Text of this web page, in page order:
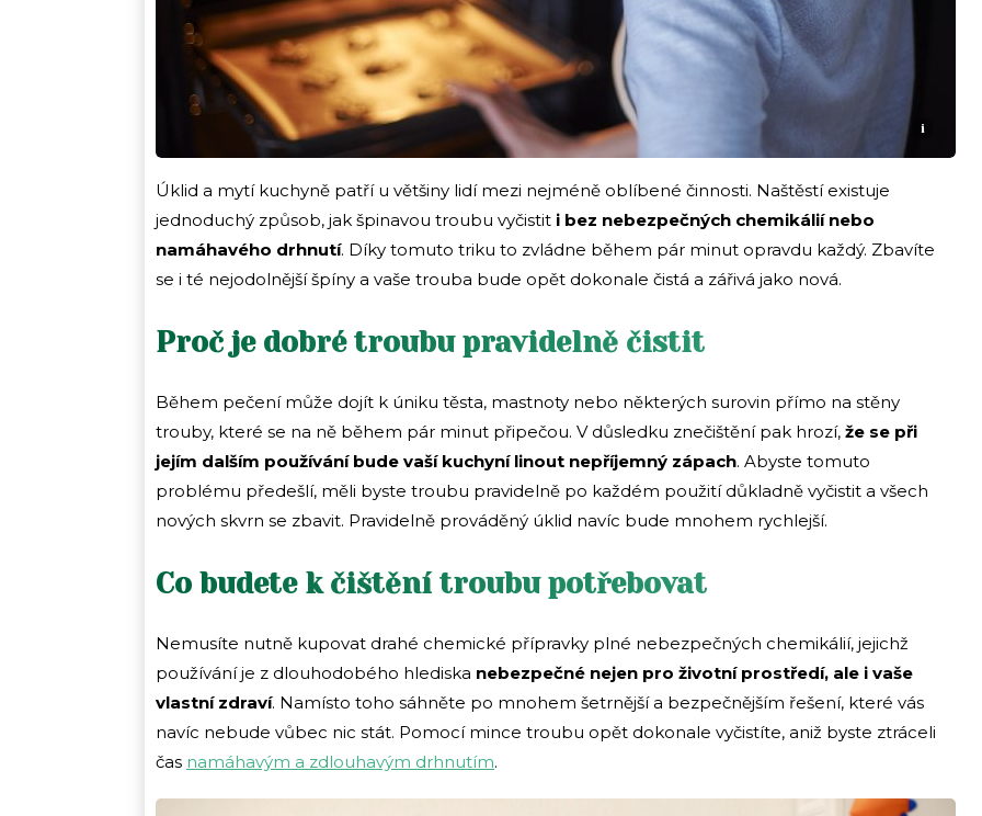
i
Úklid a mytí kuchyně patří u většiny lidí mezi nejméně oblíbené činnosti. Naštěstí existuje
jednoduchý způsob, jak špinavou troubu vyčistit i bez nebezpečných chemikálií nebo
namáhavého drhnutí. Díky tomuto triku to zvládne během pár minut opravdu každý. Zbavíte
se i té nejodolnější špíny a vaše trouba bude opět dokonale čistá a zářivá jako nová.
Proč je dobré troubu pravidelně čistit
Během pečení může dojít k úniku těsta, mastnoty nebo některých surovin přímo na stěny
trouby, které se na ně během pár minut připečou. V důsledku znečištění pak hrozí, že se při
jejím dalším používání bude vaší kuchyní linout nepříjemný zápach. Abyste tomuto
problému předešlí, měli byste troubu pravidelně po každém použití důkladně vyčistit a všech
nových skvrn se zbavit. Pravidelně prováděný úklid navíc bude mnohem rychlejší.
Co budete k čištění troubu potřebovat
Nemusíte nutně kupovat drahé chemické přípravky plné nebezpečných chemikálií, jejichž
používání je z dlouhodobého hlediska nebezpečné nejen pro životní prostředí, ale i vaše
vlastní zdraví. Namísto toho sáhněte po mnohem šetrnější a bezpečnějším řešení, které vás
navíc nebude vůbec nic stát. Pomocí mince troubu opět dokonale vyčistíte, aniž byste ztráceli
čas namáhavým a zdlouhavým drhnutím.